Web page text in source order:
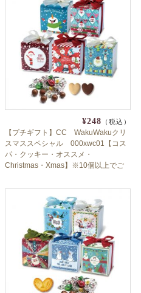
¥248 （税込）
【プチギフト】CC WakuWakuクリ
スマススペシャル 000xwc01【コス
パ・クッキー・オススメ・
Christmas・Xmas】※10個以上でご
出荷